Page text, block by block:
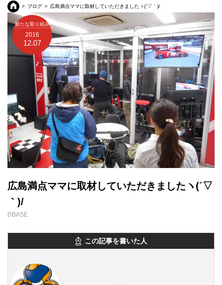
ブログ 広島満点ママに取材していただきましたヽ(´▽｀)/
新たな取り組み
2016
12.07
広島満点ママに取材していただきましたヽ(´▽
｀)/
DBASE
この記事を書いた人